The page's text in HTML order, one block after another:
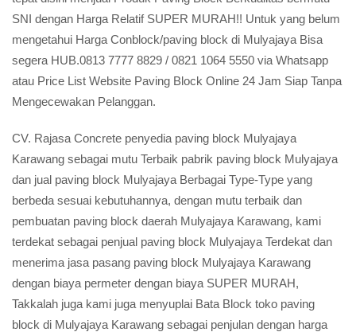
SNI dengan Harga Relatif SUPER MURAH!! Untuk yang belum
mengetahui Harga Conblock/paving block di Mulyajaya Bisa
segera HUB.0813 7777 8829 / 0821 1064 5550 via Whatsapp
atau Price List Website Paving Block Online 24 Jam Siap Tanpa
Mengecewakan Pelanggan.
CV. Rajasa Concrete penyedia paving block Mulyajaya
Karawang sebagai mutu Terbaik pabrik paving block Mulyajaya
dan jual paving block Mulyajaya Berbagai Type-Type yang
berbeda sesuai kebutuhannya, dengan mutu terbaik dan
pembuatan paving block daerah Mulyajaya Karawang, kami
terdekat sebagai penjual paving block Mulyajaya Terdekat dan
menerima jasa pasang paving block Mulyajaya Karawang
dengan biaya permeter dengan biaya SUPER MURAH,
Takkalah juga kami juga menyuplai Bata Block toko paving
block di Mulyajaya Karawang sebagai penjulan dengan harga